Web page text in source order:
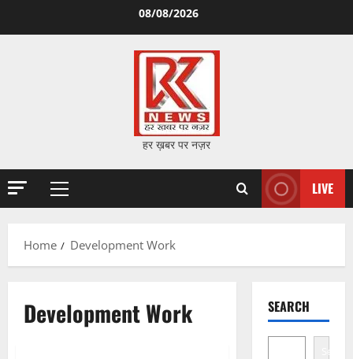
08/08/2026
हर ख़बर पर नज़र
Primary
LIVE
Home Development Work
Development Work SEARCH
Search